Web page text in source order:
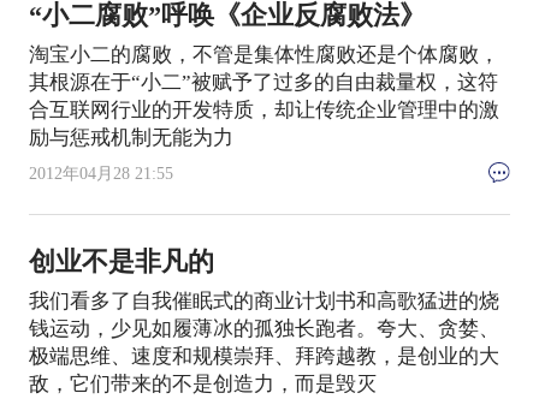
“小二腐败”呼唤《企业反腐败法》
淘宝小二的腐败，不管是集体性腐败还是个体腐败，
其根源在于“小二”被赋予了过多的自由裁量权，这符
合互联网行业的开发特质，却让传统企业管理中的激
励与惩戒机制无能为力
2012年04月28 21:55
创业不是非凡的
我们看多了自我催眠式的商业计划书和高歌猛进的烧
钱运动，少见如履薄冰的孤独长跑者。夸大、贪婪、
极端思维、速度和规模崇拜、拜跨越教，是创业的大
敌，它们带来的不是创造力，而是毁灭